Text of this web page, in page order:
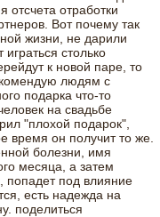
отработки
Вот почему так
жизни, не дарили
столько
к новой паре, то
людям с
подарка что-то
на свадьбе
"плохой подарок",
время он получит то же.
болезни, имя
месяца, а затем
попадет под влияние
есть надежда на
поделиться